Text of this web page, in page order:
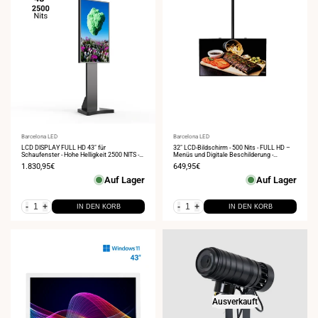
Anbieter:
Barcelona LED
LCD DISPLAY FULL HD 43" für
Schaufenster - Hohe Helligkeit 2500 NITS -
Verkaufspreis
1.830,95€
Auf Lager
- + IN DEN KORB
Anbieter:
Barcelona LED
32" LCD-Bildschirm - 500 Nits - FULL HD –
Menüs und Digitale Beschilderung -
Verkaufspreis
649,95€
Auf Lager
- + IN DEN KORB
Ausverkauft